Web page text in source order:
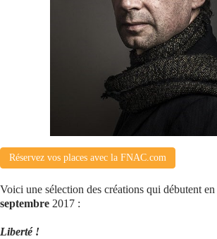
Réservez vos places avec la FNAC.com
Voici une sélection des créations qui débutent
septembre 2017 :
Liberté !